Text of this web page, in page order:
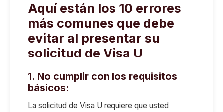
Aquí están los 10 errores
más comunes que debe
evitar al presentar su
solicitud de Visa U
1. No cumplir con los requisitos
básicos:
La solicitud de Visa U requiere que usted